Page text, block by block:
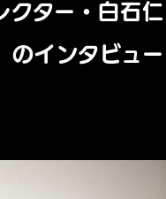
クター・白石仁
のインタビュー